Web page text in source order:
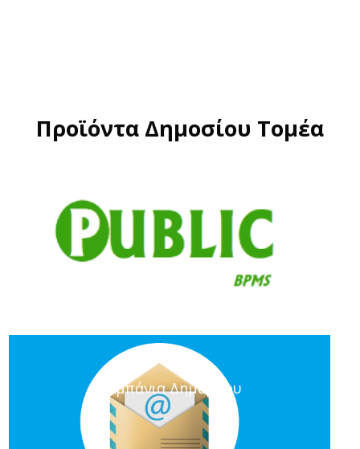
Προϊόντα Δημοσίου Τομέα
Καμπάνια Δημάρχου